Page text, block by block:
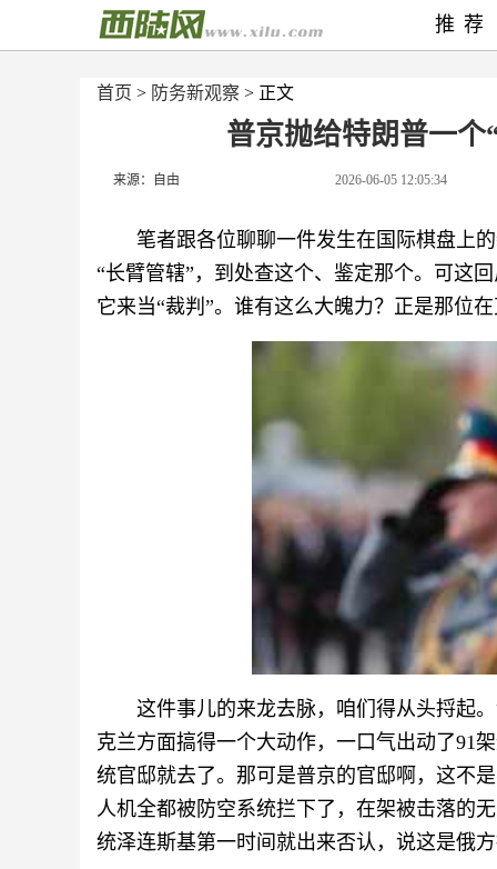
首页 > 防务新观察 > 正文
普京抛给特朗普一个
来源：自由 2026-06-05 12:05:34
笔者跟各位聊聊一件发生在国际棋盘上
“长臂管辖”，到处查这个、鉴定那个。可这
它来当“裁判”。谁有这么大魄力？正是那
这件事儿的来龙去脉，咱们得从头捋起
克兰方面搞得一个大动作，一口气出动了91
统官邸就去了。那可是普京的官邸啊，这不
人机全都被防空系统拦下了，在架被击落的
统泽连斯基第一时间就出来否认，说这是俄
推荐